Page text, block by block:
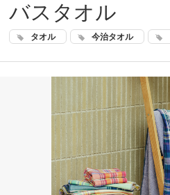
バスタオル
タオル 今治タオル